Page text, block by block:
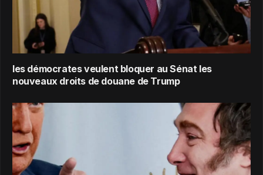
les démocrates veulent bloquer au Sénat les
nouveaux droits de douane de Trump